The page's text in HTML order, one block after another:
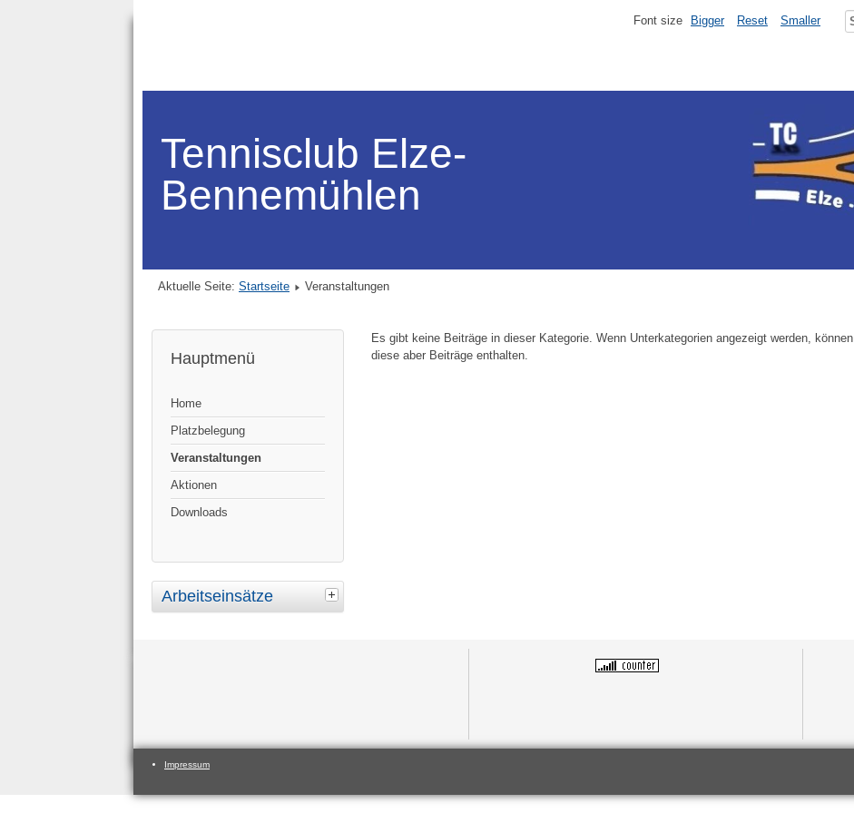
Tennisclub Elze-
Bennemühlen
Font size Bigger Reset Smaller
Aktuelle Seite: Startseite Veranstaltungen
Hauptmenü
Home
Platzbelegung
Veranstaltungen
Aktionen
Downloads
Arbeitseinsätze
Es gibt keine Beiträge in dieser Kategorie. Wenn Unterkategorien angezeigt werden, können
diese aber Beiträge enthalten.
Impressum